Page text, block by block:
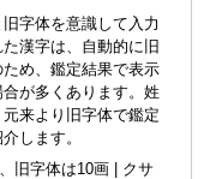
字体を意識して入力
漢字は、自動的に旧
め、鑑定結果で表示
が多くあります。姓
来より旧字体で鑑定
します。
旧字体は10画 | クサ